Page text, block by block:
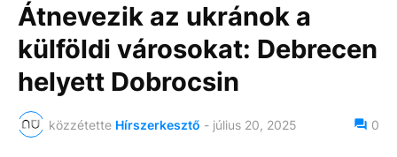
Átnevezik az ukránok a
külföldi városokat: Debrecen
helyett Dobrocsin
közzétette Hírszerkesztő - július 20, 2025 0